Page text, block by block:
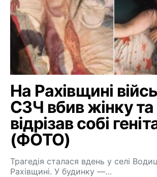
На Рахівщині
СЗЧ вбив жінку та
відрізав собі
(ФОТО)
Трагедія сталася вдень у селі
Рахівщині. У будинку —…